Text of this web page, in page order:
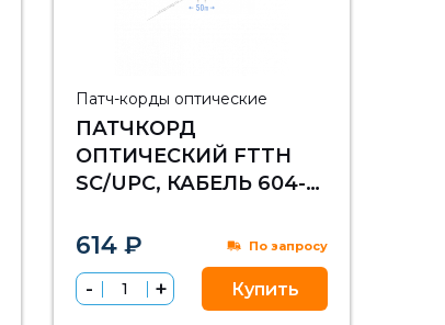
Патч-корды оптические
ПАТЧКОРД
ОПТИЧЕСКИЙ FTTH
SC/UPC, КАБЕЛЬ 604-
614 ₽ По запросу
Купить